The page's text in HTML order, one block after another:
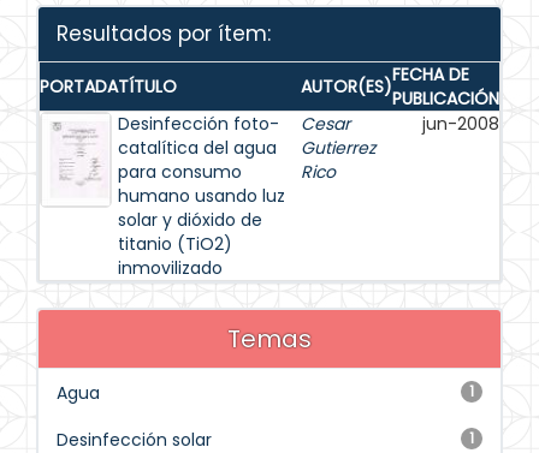
Resultados por ítem:
PORTADATÍTULO AUTOR(ES)FECHA DE
PUBLICACIÓN
Desinfección foto-
catalítica del agua
para consumo
humano usando luz
solar y dióxido de
titanio (TiO2)
inmovilizado
Cesar
Gutierrez
Rico
jun-2008
Temas
1
Agua
1
Desinfección solar